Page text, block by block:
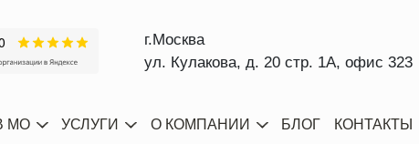
г.Москва
ул. Кулакова, д. 20 стр. 1А, офис 323
МО УСЛУГИ О КОМПАНИИ БЛОГ КОНТАКТЫ